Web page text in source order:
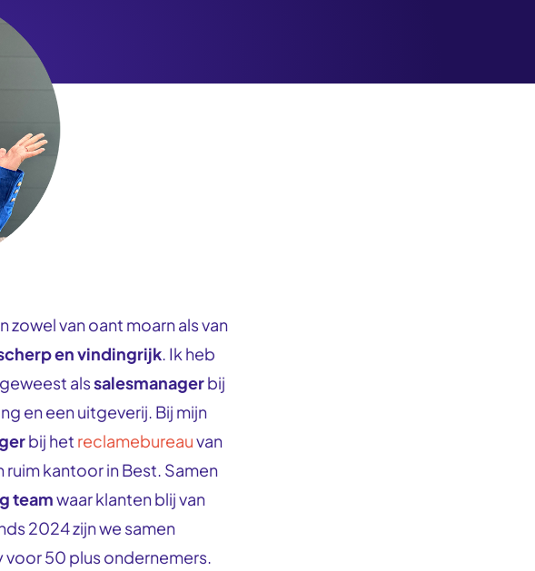
zowel van oant moarn als van
en vindingrijk. Ik heb
alssalesmanagerbij
en een uitgeverij. Bij mijn
bij het reclamebureauvan
kantoor in Best. Samen
teamwaar klanten blij van
2024 zijn we samen
voor 50 plus ondernemers.